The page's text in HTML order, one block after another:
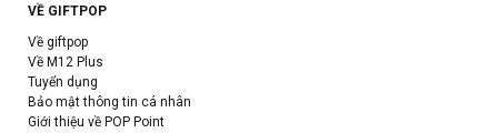
VỀ GIFTPOP
Về giftpop
Về M12 Plus
Tuyển dụng
Bảo mật thông tin cá nhân
Giới thiệu về POP Point